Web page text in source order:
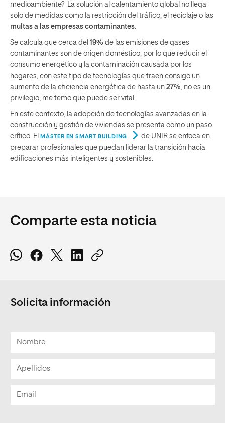
medioambiente? La solución al calentamiento global no llega
solo de medidas como la restricción del tráfico, el reciclaje o las
multas a las empresas contaminantes
Se calcula que cerca del 19% de las emisiones de gases
contaminantes son de origen doméstico, por lo que reducir el
consumo energético y la contaminación causada por los
hogares, con este tipo de tecnologías que traen consigo un
aumento de la eficiencia energética de hasta un 27% , no es un
privilegio, me temo que puede ser vital.
En este contexto, la adopción de tecnologías avanzadas en la
construcción y gestión de viviendas se presenta como un paso
crítico. El
MÁSTER EN SMART BUILDING
de UNIR se enfoca en
preparar profesionales que puedan liderar la transición hacia
edificaciones más inteligentes y sostenibles.
Comparte esta noticia
Solicita información